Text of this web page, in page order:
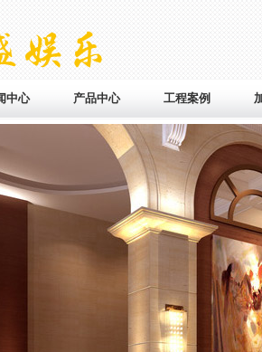
中心 产品中心 工程案例